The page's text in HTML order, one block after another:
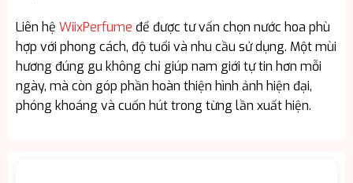
Liên hệ WiixPerfume để được tư vấn chọn nước hoa phù
hợp với phong cách, độ tuổi và nhu cầu sử dụng. Một mùi
hương đúng gu không chỉ giúp nam giới tự tin hơn mỗi
ngày, mà còn góp phần hoàn thiện hình ảnh hiện đại,
phóng khoáng và cuốn hút trong từng lần xuất hiện.